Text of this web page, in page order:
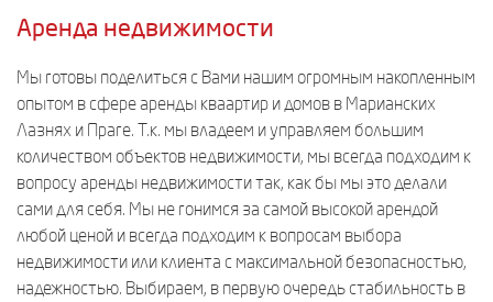
Аренда недвижимости
Мы готовы поделиться с Вами нашим огромным накопленным
опытом в сфере аренды кваартир и домов в Марианских
Лазнях и Праге. Т.к. мы владеем и управляем большим
количеством объектов недвижимости, мы всегда подходим к
вопросу аренды недвижимости так, как бы мы это делали
сами для себя. Мы не гонимся за самой высокой арендой
любой ценой и всегда подходим к вопросам выбора
недвижимости или клиента с максимальной безопасностью,
надежностью. Выбираем, в первую очередь стабильность в